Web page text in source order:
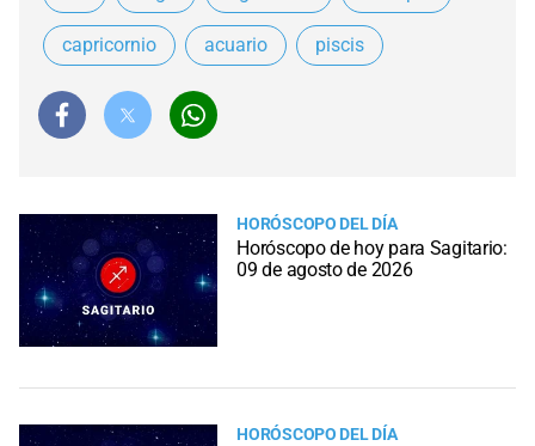
capricornio acuario piscis
HORÓSCOPO DEL DÍA
Horóscopo de hoy para Sagitario:
09 de agosto de 2026
HORÓSCOPO DEL DÍA